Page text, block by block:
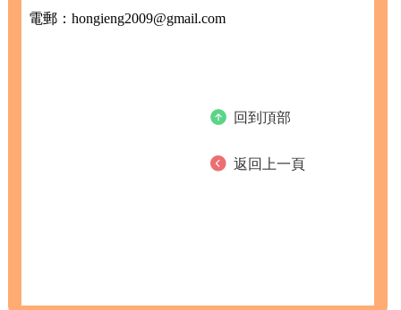
電郵：hongieng2009@gmail.com
回到頂部
返回上一頁